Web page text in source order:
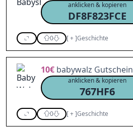
anklicken & kopieren
DF8F823FCE
0 [+]Geschichte
10€ babywalz Gutschein
anklicken & kopieren
767HF6
0 [+]Geschichte